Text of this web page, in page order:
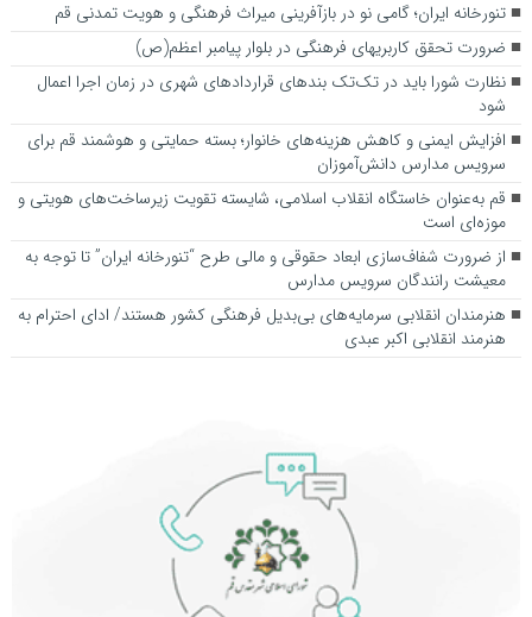
تنورخانه ایران؛ گامی نو در بازآفرینی میراث فرهنگی و هویت تمدنی قم
ضرورت تحقق کاربری­های فرهنگی در بلوار پیامبر اعظم(ص)
نظارت شورا باید در تک‌تک بندهای قراردادهای شهری در زمان اجرا اعمال
شود
افزایش ایمنی و کاهش هزینه‌های خانوار؛ بسته حمایتی و هوشمند قم برای
سرویس مدارس دانش‌آموزان
قم به‌عنوان خاستگاه انقلاب اسلامی، شایسته تقویت زیرساخت‌های هویتی و
موزه‌ای است
از ضرورت شفاف‌سازی ابعاد حقوقی و مالی طرح “تنورخانه ایران” تا توجه به
معیشت رانندگان سرویس مدارس
هنرمندان انقلابی سرمایه‌های بی‌بدیل فرهنگی کشور هستند/ ادای احترام به
هنرمند انقلابی اکبر عبدی